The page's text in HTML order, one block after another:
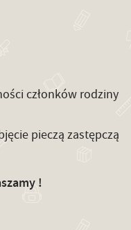
członków rodziny
pieczą zastępczą
!